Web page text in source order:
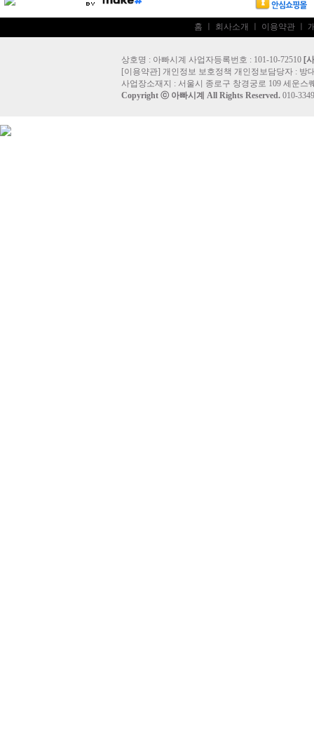
홈 회사소개 이용약관
상호명 : 아빠시계 사업자등록번호 : 101-10-72510 [
[이용약관] 개인정보 보호정책 개인정보담당자 : 방
사업장소재지 : 서울시 종로구 창경궁로 109 세운스
Copyright ⓒ 아빠시계 All Rights Reserved. 010-